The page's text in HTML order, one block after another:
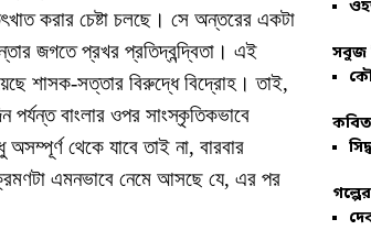
করার চেষ্টা চলছে। সে অন্তরের একটা
জগতে প্রখর প্রতিদ্বন্দ্বিতা। এই
শাসক-সত্তার বিরুদ্ধে বিদ্রোহ। তাই,
বাংলার ওপর সাংস্কৃতিকভাবে
থেকে যাবে তাই না, বারবার
এমনভাবে নেমে আসছে যে, এর পর
সবুজ